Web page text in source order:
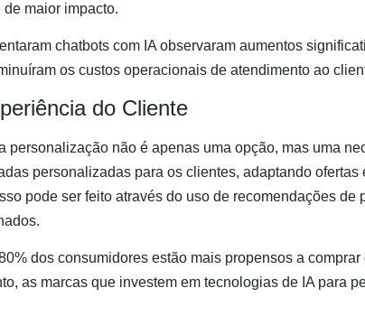
maior impacto.
chatbots com IA observaram aumentos
os custos operacionais de atendimento ao
do Cliente
personalização não é apenas uma opção, mas uma
personalizadas para os clientes, adaptando ofertas
pode ser feito através do uso de recomendações de
dos consumidores estão mais propensos a
as marcas que investem em tecnologias de IA para